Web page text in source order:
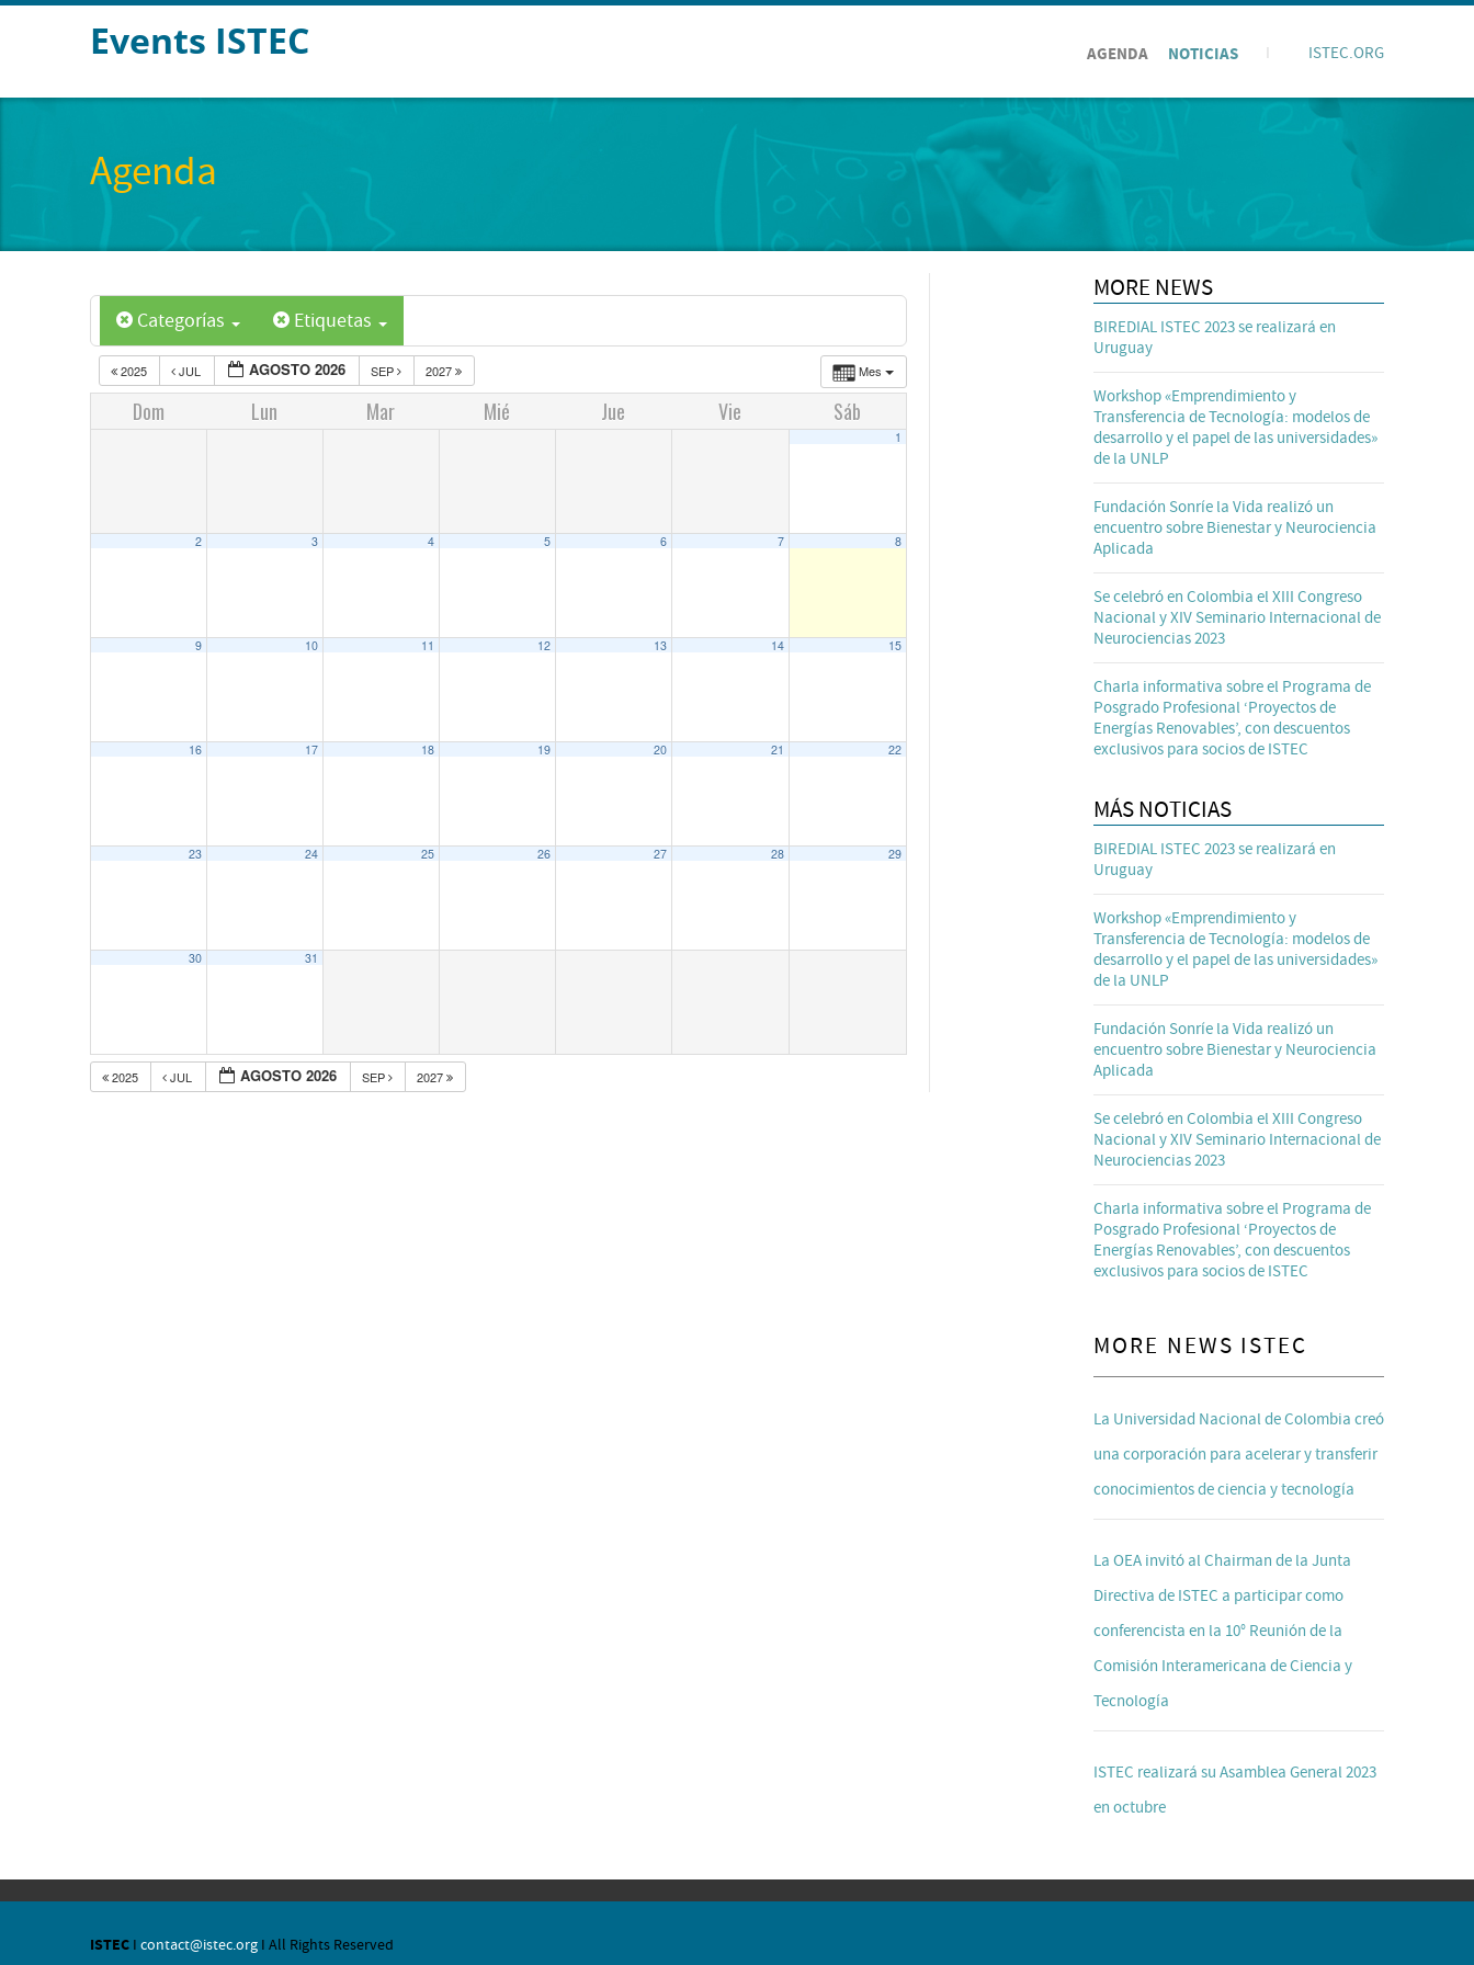
Events ISTEC AGENDA NOTICIAS ISTEC.ORG
Agenda
Categorías Etiquetas
Mes
2025 JUL AGOSTO 2026 SEP 2027
Dom Lun Mar Mié Jue Vie Sáb
1
2 3 4 5 6 7 8
9 10 11 12 13 14 15
16 17 18 19 20 21 22
23 24 25 26 27 28 29
30 31
2025 JUL AGOSTO 2026 SEP 2027
MORE NEWS
BIREDIAL ISTEC 2023 se realizará en
Uruguay
Workshop «Emprendimiento y
Transferencia de Tecnología: modelos de
desarrollo y el papel de las universidades»
de la UNLP
Fundación Sonríe la Vida realizó un
encuentro sobre Bienestar y Neurociencia
Aplicada
Se celebró en Colombia el XIII Congreso
Nacional y XIV Seminario Internacional de
Neurociencias 2023
Charla informativa sobre el Programa de
Posgrado Profesional ‘Proyectos de
Energías Renovables’, con descuentos
exclusivos para socios de ISTEC
MÁS NOTICIAS
BIREDIAL ISTEC 2023 se realizará en
Uruguay
Workshop «Emprendimiento y
Transferencia de Tecnología: modelos de
desarrollo y el papel de las universidades»
de la UNLP
Fundación Sonríe la Vida realizó un
encuentro sobre Bienestar y Neurociencia
Aplicada
Se celebró en Colombia el XIII Congreso
Nacional y XIV Seminario Internacional de
Neurociencias 2023
Charla informativa sobre el Programa de
Posgrado Profesional ‘Proyectos de
Energías Renovables’, con descuentos
exclusivos para socios de ISTEC
MORE NEWS ISTEC
La Universidad Nacional de Colombia creó
una corporación para acelerar y transferir
conocimientos de ciencia y tecnología
La OEA invitó al Chairman de la Junta
Directiva de ISTEC a participar como
conferencista en la 10° Reunión de la
Comisión Interamericana de Ciencia y
Tecnología
ISTEC realizará su Asamblea General 2023
en octubre
ISTEC I contact@istec.org I All Rights Reserved